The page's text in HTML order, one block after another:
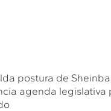
postura de
agenda legislativa